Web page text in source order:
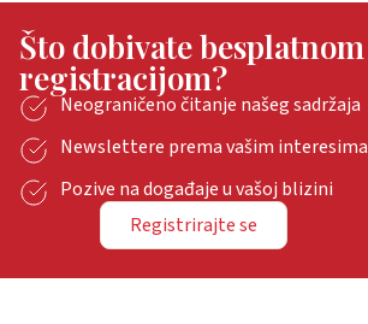
Što dobivate besplatnom
registracijom?
Neograničeno čitanje našeg sadržaja
Newslettere prema vašim interesima
Pozive na događaje u vašoj blizini
Registrirajte se